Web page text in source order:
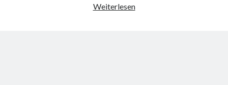
WeiterlesenLange